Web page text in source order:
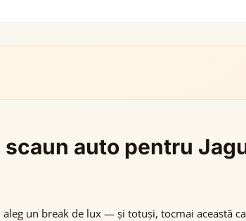
auto pentru
un break de lux — și totuși, tocmai această